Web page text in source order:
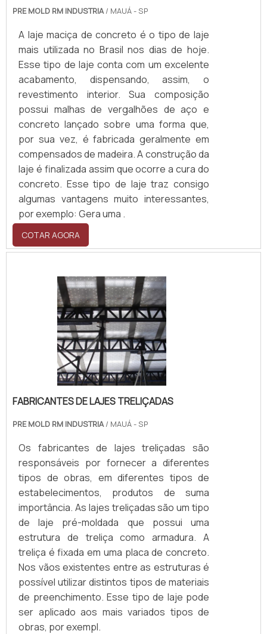
PRE MOLD RM INDUSTRIA/ MAUÁ - SP
A laje maciça de concreto é o tipo de laje
mais utilizada no Brasil nos dias de hoje.
Esse tipo de laje conta com um excelente
acabamento, dispensando, assim, o
revestimento interior. Sua composição
possui malhas de vergalhões de aço e
concreto lançado sobre uma forma que,
por sua vez, é fabricada geralmente em
compensados de madeira. A construção da
laje é finalizada assim que ocorre a cura do
concreto. Esse tipo de laje traz consigo
algumas vantagens muito interessantes,
por exemplo: Gera uma .
COTAR AGORA
FABRICANTES DE LAJES TRELIÇADAS
PRE MOLD RM INDUSTRIA/ MAUÁ - SP
Os fabricantes de lajes treliçadas são
responsáveis por fornecer a diferentes
tipos de obras, em diferentes tipos de
estabelecimentos, produtos de suma
importância. As lajes treliçadas são um tipo
de laje pré-moldada que possui uma
estrutura de treliça como armadura. A
treliça é fixada em uma placa de concreto.
Nos vãos existentes entre as estruturas é
possível utilizar distintos tipos de materiais
de preenchimento. Esse tipo de laje pode
ser aplicado aos mais variados tipos de
obras, por exempl.